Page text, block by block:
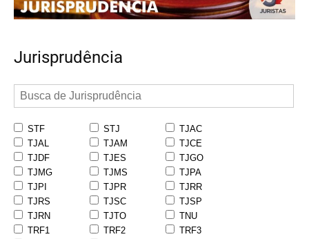
Jurisprudência
STF STJ
TJAC
TJAL
TJAM
TJCE
TJDF
TJES
TJGO
TJMG
TJMS
TJPA
TJPI
TJPR
TJRR
TJRS
TJSC
TJSP
TJRN
TJTO
TNU
TRF1
TRF2
TRF3